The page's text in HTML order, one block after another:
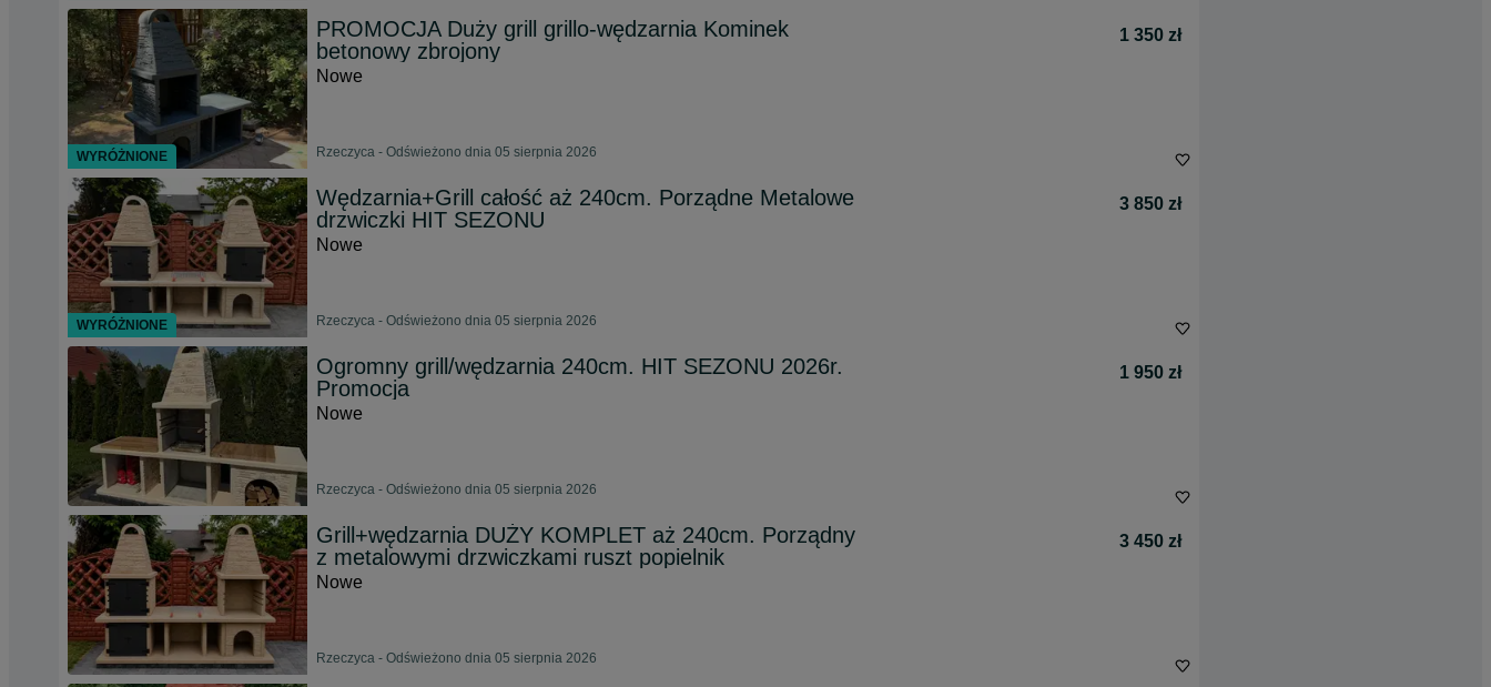
PROMOCJA Duży grill grillo-wędzarnia Kominek
betonowy zbrojony
1 350 zł
Nowe
Rzeczyca - Odświeżono dnia 05 sierpnia 2026
Wędzarnia+Grill całość aż 240cm. Porządne Metalowe
drzwiczki HIT SEZONU
3 850 zł
Nowe
Rzeczyca - Odświeżono dnia 05 sierpnia 2026
Ogromny grill/wędzarnia 240cm. HIT SEZONU 2026r.
Promocja
1 950 zł
Nowe
Rzeczyca - Odświeżono dnia 05 sierpnia 2026
Grill+wędzarnia DUŻY KOMPLET aż 240cm. Porządny
z metalowymi drzwiczkami ruszt popielnik
3 450 zł
Nowe
Rzeczyca - Odświeżono dnia 05 sierpnia 2026
WYRÓŻNIONE
WYRÓŻNIONE